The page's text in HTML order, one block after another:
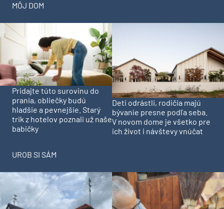
MÔJ DOM
Pridajte túto surovinu do
prania, obliečky budú
hladšie a pevnejšie. Starý
trik z hotelov poznali už naše
babičky
Deti odrástli, rodičia majú
bývanie presne podľa seba.
V novom dome je všetko pre
ich život i návštevy vnúčat
UROB SI SÁM